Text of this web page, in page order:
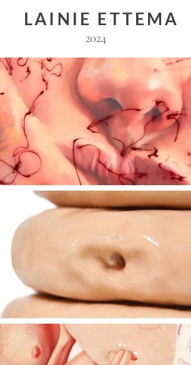
LAINIE ETTEMA
2024